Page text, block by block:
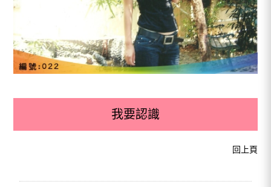
我要認識
回上頁